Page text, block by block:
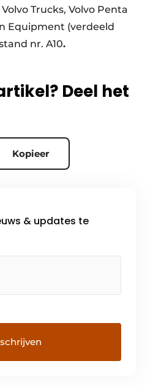
Trucks, Volvo Penta
Equipment (verdeeld
nr. A10.
Deel het
Kopieer
& updates te